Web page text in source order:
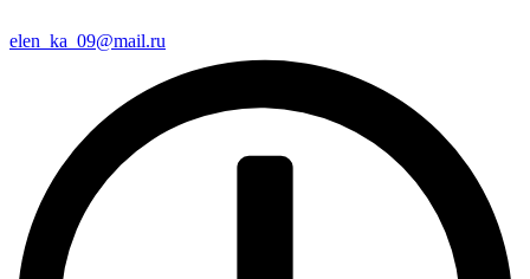
elen_ka_09@mail.ru